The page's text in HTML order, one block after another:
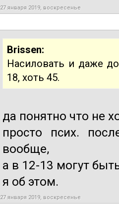
27 января 2019, воскресенье
Brissen:
Насиловать и даже
18, хоть 45.
да понятно что не
просто псих.
вообще,
а в 12-13 могут
я об этом.
27 января 2019, воскресенье